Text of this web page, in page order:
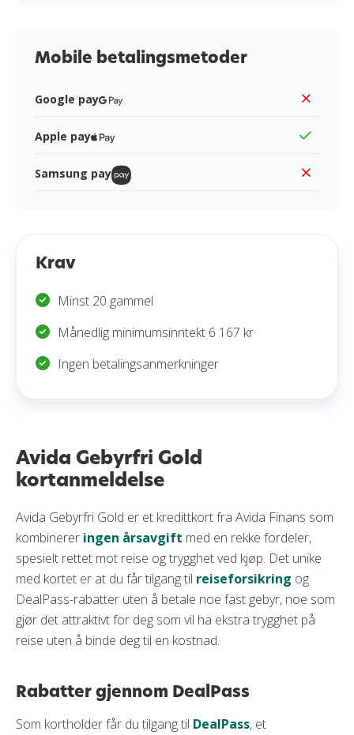
Mobile betalingsmetoder
Google pay
Apple pay
Samsung pay
Krav
Minst 20 gammel
Månedlig minimumsinntekt 6 167 kr
Ingen betalingsanmerkninger
Avida Gebyrfri Gold
kortanmeldelse
Avida Gebyrfri Gold er et kredittkort fra Avida Finans som
kombinerer ingen årsavgift med en rekke fordeler,
spesielt rettet mot reise og trygghet ved kjøp. Det unike
med kortet er at du får tilgang til reiseforsikring og
DealPass-rabatter uten å betale noe fast gebyr, noe som
gjør det attraktivt for deg som vil ha ekstra trygghet på
reise uten å binde deg til en kostnad.
Rabatter gjennom DealPass
Som kortholder får du tilgang til DealPass, et